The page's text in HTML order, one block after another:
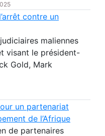
contre un
maliennes
visant le président-
Gold, Mark
un partenariat
de l’Afrique
de partenaires